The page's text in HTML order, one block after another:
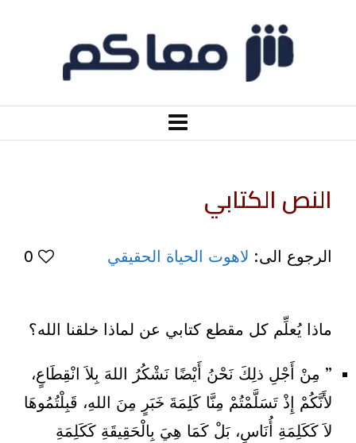
النص الكتابي
الرجوع الى: لاهوت الحياة الحقيقي 0
ماذا يُعلِّم كل مقطع كتابي عن لماذا خلقنا الله؟
” مِنْ أَجْلِ ذلِكَ نَحْنُ أَيْضًا نَشْكُرُ اللهَ بِلاَ انْقِطَاعٍ،
لأَنَّكُمْ إِذْ تَسَلَّمْتُمْ مِنَّا كَلِمَةَ خَبَرٍ مِنَ اللهِ، قَبِلْتُمُوهَا
لاَ كَكَلِمَةِ أُنَاسٍ، بَلْ كَمَا هِيَ بِالْحَقِيقَةِ كَكَلِمَةِ